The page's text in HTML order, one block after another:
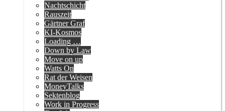
Nachtschicht
Rauszeit
Gärtner Graf
KI-Kosmos
Loading …
Down by Law
Move on up
Watts On
Rat der Weisen
MoneyTalks
Sektenblog
Work in Progress